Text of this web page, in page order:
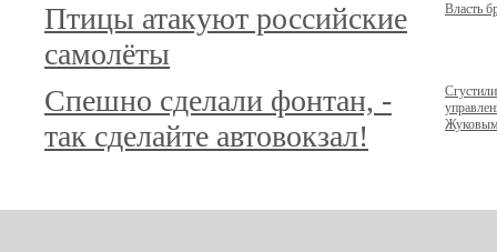
Птицы атакуют российские
самолёты
Власть
Спешно сделали фонтан, -
так сделайте автовокзал!